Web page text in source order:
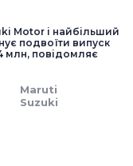
Motor і найбільший
подвоїти випуск
млн, повідомляє
Maruti
Suzuki